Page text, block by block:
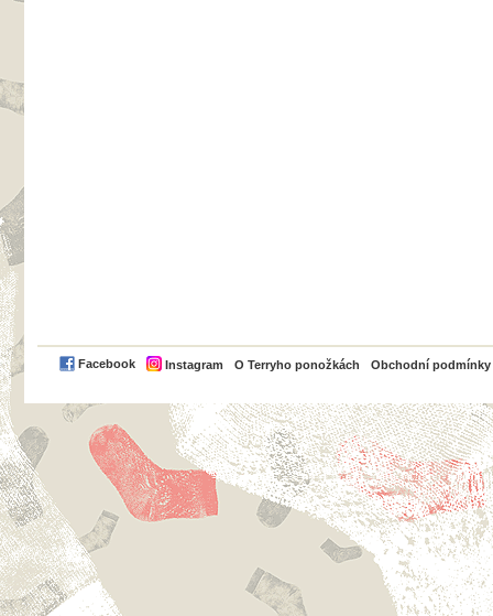
Facebook Instagram O Terryho ponožkách Obchodní podmínky
PayPal